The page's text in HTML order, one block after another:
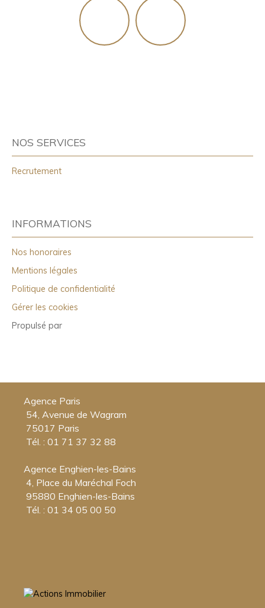
NOS SERVICES
Recrutement
INFORMATIONS
Nos honoraires
Mentions légales
Politique de confidentialité
Gérer les cookies
Propulsé par
Agence Paris
54, Avenue de Wagram
75017 Paris
Tél. : 01 71 37 32 88
Agence Enghien-les-Bains
4, Place du Maréchal Foch
95880 Enghien-les-Bains
Tél. : 01 34 05 00 50